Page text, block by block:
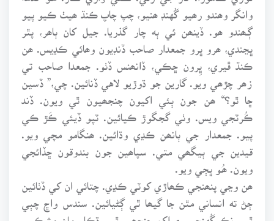
وانگر وھندو رھيو گُهنڊ ھنيو، چپ چاپ ڪنڌ ھيٺ ڪيو پيو
ڳـھندو ھو. ڏينھن ئي ٻه چار گذريا. جيل کان ٻاھر، پٿر
ڀڃندي، ھرو ڀرو جمعدار صاحب ڏنڊيون وھائي ڪڍيس. ھن
ڪنڌ ڦيري، ڀِرون ڇڪي، ڏانھنس ڏٺو. جمعدا صاحب تي
زھر چڙھي ويو. گارين جو ڌوڙيو لاهي ڏنائين. چي،” ڏسين
ڇا ٿو؟“ ھن جون ٻئي اکيون چنجھيون ٿي ويون. ڏند
ڪُرٽجي ويس. وٺي گجگوڙ ڪيائين. ٽپو ڏيئي ڪَڙ ڪي
پيو. جمعدار جي ٻانھن ڪڍي وڌائين. ھنگامو مچي ويو.
قيدين جي ٻيگھي متي. سپاھين جون بندوقون ڇڏائجي
ويون. ھُـو ڀڄي ويو.
ھن وڃي پنھنجي ڪھاڙي کوٽي ڪڍي. چتائي ان کي ڏٺائين
ڄڻ ته انساني مٿن جا گيھا ٿي ڳڻيائين. سندس واڇ چٻي
ٿي، نڪ گُهنجيو ۽ اک چنجھي ٿي. ڌڪار مان مشڪيو.